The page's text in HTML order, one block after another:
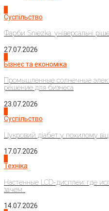
Суспільство
Фарби Sniezka: універсальні
27.07.2026
Бізнес та економіка
Промышленные солнечные
решение для бизнеса
23.07.2026
Суспільство
Цукровий діабет у похилому
17.07.2026
Техніка
Настенные LCD-дисплеи: где
зачем...
14.07.2026